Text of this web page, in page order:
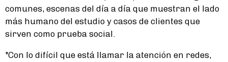
comunes, escenas del día a día que muestran el lado
más humano del estudio y casos de clientes que
sirven como prueba social.
"Con lo difícil que está llamar la atención en redes,